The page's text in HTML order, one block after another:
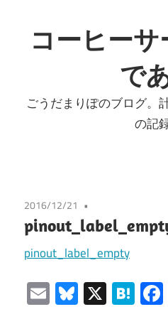
ン
テ
へ
コーヒー
で
ごうだまりぽのブログ。
の記
2016/12/21
pinout_label_empty
EmailBluesky
X